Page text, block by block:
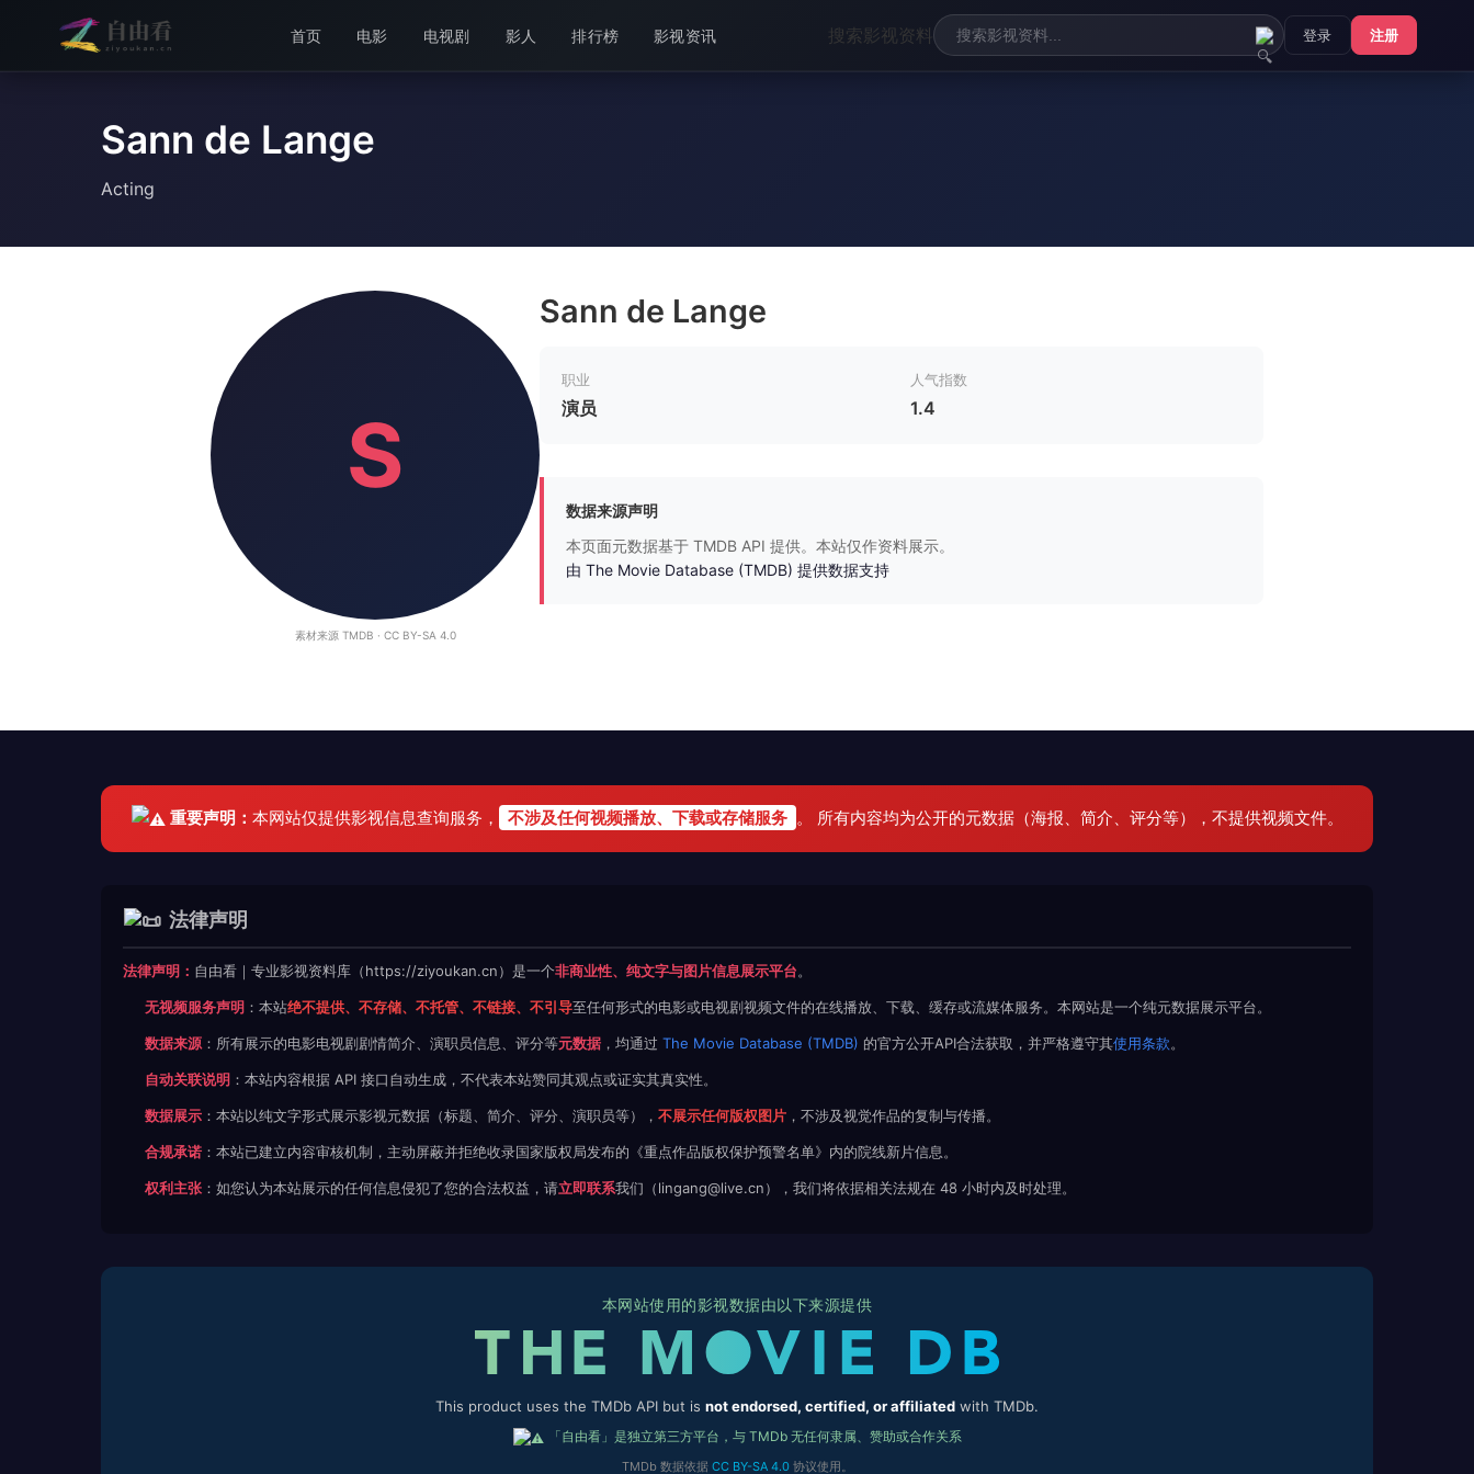
首页 电影 电视剧 影人 排行榜 影视资讯 搜索影视资料 登录 注册
Sann de Lange
Acting
S
素材来源 TMDB · CC BY-SA 4.0
Sann de Lange
职业
演员
人气指数
1.4
数据来源声明
本页面元数据基于 TMDB API 提供。本站仅作资料展示。
由 The Movie Database (TMDB) 提供数据支持
重要声明：本网站仅提供影视信息查询服务， 不涉及任何视频播放、下载或存储服务 。 所有内容均为公开的元数据（海报、简介、评分等），不提供视频文件。
法律声明
法律声明： 自由看｜专业影视资料库（https://ziyoukan.cn）是一个非商业性、纯文字与图片信息展示平台。
无视频服务声明 ：本站绝不提供、不存储、不托管、不链接、不引导至任何形式的电影或电视剧视频文件的在线播放、下载、缓存或流媒体服务。本网站是一个纯元数据展示平台。
数据来源：所有展示的电影电视剧剧情简介、演职员信息、评分等元数据 ，均通过 The Movie Database (TMDB) 的官方公开API合法获取，并严格遵守其使用条款。
自动关联说明 ：本站内容根据 API 接口自动生成，不代表本站赞同其观点或证实其真实性。
数据展示 ：本站以纯文字形式展示影视元数据（标题、简介、评分、演职员等）， 不展示任何版权图片 ，不涉及视觉作品的复制与传播。
合规承诺 ：本站已建立内容审核机制，主动屏蔽并拒绝收录国家版权局发布的《重点作品版权保护预警名单》内的院线新片信息。
权利主张：如您认为本站展示的任何信息侵犯了您的合法权益，请立即联系我们（lingang@live.cn），我们将依据相关法规在 48 小时内及时处理。
本网站使用的影视数据由以下来源提供
This product uses the TMDb API but is not endorsed, certified, or affiliated with TMDb.
「自由看」是独立第三方平台，与 TMDb 无任何隶属、赞助或合作关系
TMDb 数据依据 CC BY-SA 4.0协议使用。